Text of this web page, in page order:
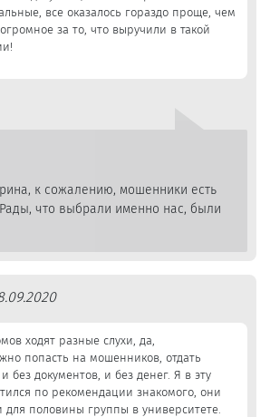
все оказалось гораздо проще, чем
за то, что выручили в такой
к сожалению, мошенники есть
что выбрали именно нас, были
ходят разные слухи, да,
попасть на мошенников, отдать
без документов, и без денег. Я в эту
по рекомендации знакомого, они
для половины группы в университете.